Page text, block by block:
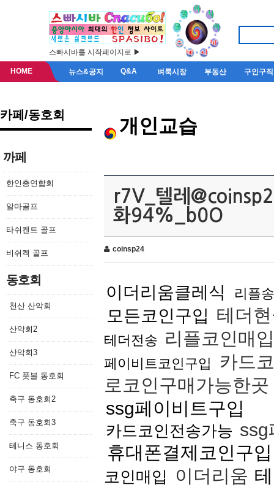
스빠시바를 시작페이지로 ▶
HOME 뉴스&공지 Q&A 벼룩시장 부동산 구인구직
카페/동호회
까페
한인총연합회
알마골프
타쉬켄트 골프
비쉬켁 골프
동호회
천산 산악회
산악회2
산악회3
FC 풋볼 동호회
축구 동호회2
축구 동호회3
테니스 동호회
야구 동호회
개인교습
r7V_텔레
화94%_b0O
coinsp24
이더리움클레식 리플
모든코인구입 테더
테더전송 리플코인매
페이비트코인구입
카드
로코인구매가능한곳
ssg페이비트구입
카드코인전송가능 ssg
휴대폰결제코인구입
코인매입 이더리움